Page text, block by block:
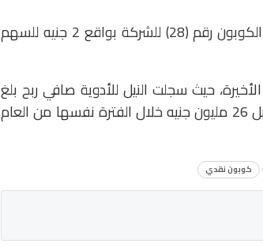
وأوضحت البورصة في إفصاحها الصادر اليوم الأربعاء، أنه تقرر توزيع الكوبون رقم (28) للشركة بواقع 2 جنيه للسهم
حيث سجلت النيل للأدوية صافي ربح بلغ
110.5 مليون جنيه خلال المدة من يوليو حتى أغسطس 2025، مقابل 26 مليون جنيه خلال الفترة نفسها من العام
كوبون نقدي